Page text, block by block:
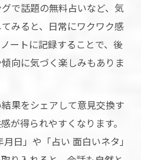
で話題の無料占いなど、気
みると、日常にワクワク感
ートに記録することで、後
向に気づく楽しみもありま
果をシェアして意見交換す
が得られやすくなります。
日」や「占い 面白いネタ」